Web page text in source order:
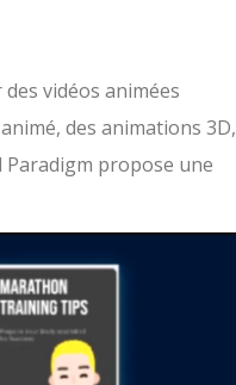
vidéos animées
des animations 3D,
Paradigm propose une